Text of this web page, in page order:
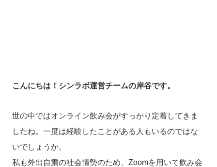
こんにちは！シンラボ運営チームの岸谷です。
世の中ではオンライン飲み会がすっかり定着してきま
したね。 一度は経験したことがある人もいるのではな
いでしょうか。
私も外出自粛の社会情勢のため、Zoomを用いて飲み会